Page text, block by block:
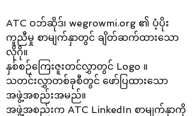
ATC ဝဘ်ဆိုဒ်၊ wegrowmi.org ၏ ပံ့ပိုး
ကူညီမှု စာမျက်နှာတွင် ချိတ်ဆက်ထားသော
လိုဂို။
နှစ်စဉ်ကြေးဇူးတင်လွှာတွင် Logo ။
သတင်းလွှာတစ်ခုစီတွင် ဖော်ပြထားသော
အဖွဲ့အစည်းအမည်။
အဖွဲ့အစည်းက ATC LinkedIn စာမျက်နှာကို